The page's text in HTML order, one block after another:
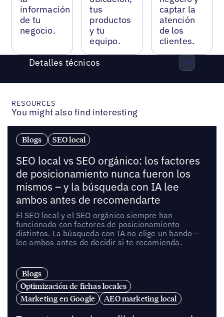
información
de tu
negocio.
tus
productos
y tu
equipo.
captar la
atención
de los
clientes.
Detalles técnicos
RESOURCES
You might also find interesting
Blogs SEO local
SEO local vs SEO orgánico: los factores
de posicionamiento nunca fueron los
mismos – y la búsqueda con IA lee
ambos antes de recomendarte
El SEO local y el SEO orgánico siempre han
funcionado con factores de posicionamiento
distintos. La búsqueda con IA no elige un bando –
lee ambos antes de decidir si te recomienda.
Blogs
Optimización de fichas locales
Marketing en Google
AEO marketing local